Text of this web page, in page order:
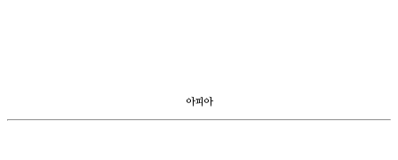
아피아